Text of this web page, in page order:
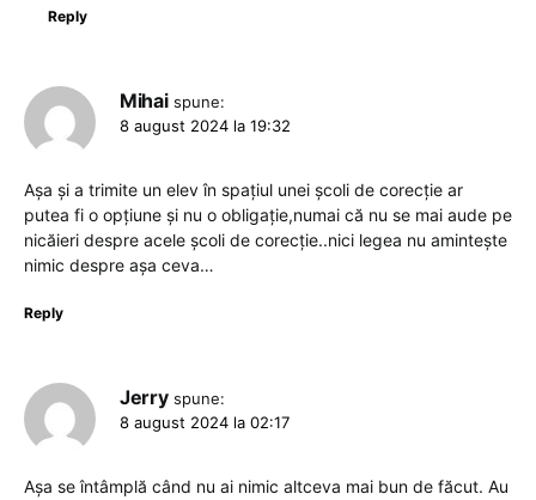
Reply
Mihai spune:
8 august 2024 la 19:32
Așa și a trimite un elev în spațiul unei școli de corecție ar
putea fi o opțiune și nu o obligație,numai că nu se mai aude pe
nicăieri despre acele școli de corecție..nici legea nu amintește
nimic despre așa ceva…
Reply
Jerry spune:
8 august 2024 la 02:17
Aşa se întâmplă când nu ai nimic altceva mai bun de făcut. Au